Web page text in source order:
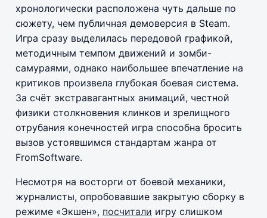
хронологически расположена чуть дальше по
сюжету, чем публичная демоверсия в Steam.
Игра сразу выделилась передовой графикой,
методичным темпом движений и зомби-
самураями, однако наибольшее впечатление на
критиков произвела глубокая боевая система.
За счёт экстравагантных анимаций, честной
физики столкновения клинков и зрелищного
отрубания конечностей игра способна бросить
вызов устоявшимся стандартам жанра от
FromSoftware.
Несмотря на восторги от боевой механики,
журналисты, опробовавшие закрытую сборку в
режиме «Экшен», посчитали игру слишком